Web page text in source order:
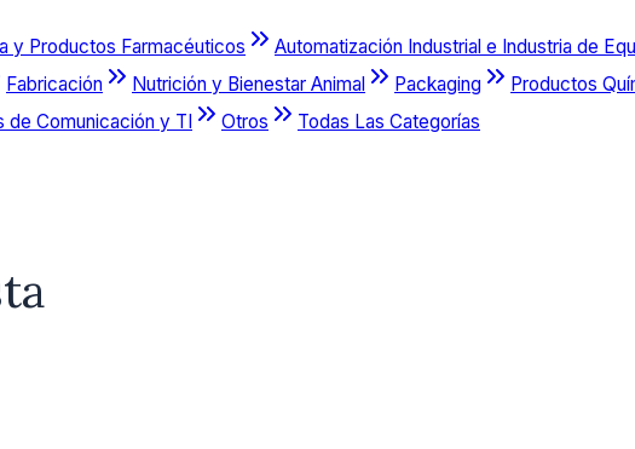
y Productos Farmacéuticos Automatización Industrial e Industria de
Fabricación Nutrición y Bienestar Animal Packaging Productos
de Comunicación y TI Otros
Todas Las Categorías